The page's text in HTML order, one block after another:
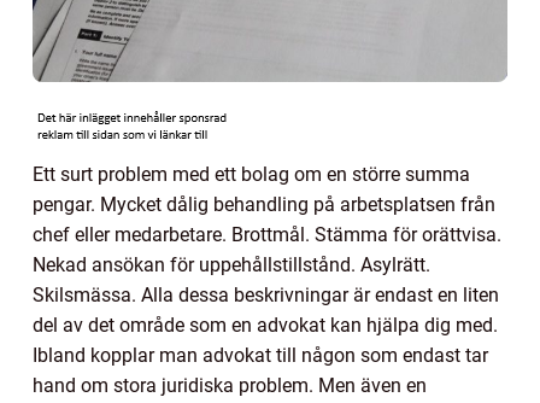
Ett surt problem med ett bolag om en större summa
pengar. Mycket dålig behandling på arbetsplatsen från
chef eller medarbetare. Brottmål. Stämma för orättvisa.
Nekad ansökan för uppehållstillstånd. Asylrätt.
Skilsmässa. Alla dessa beskrivningar är endast en liten
del av det område som en advokat kan hjälpa dig med.
Ibland kopplar man advokat till någon som endast tar
hand om stora juridiska problem. Men även en